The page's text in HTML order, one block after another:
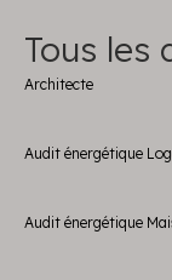
Tous les
Architecte
Audit énergétique
Audit énergétique